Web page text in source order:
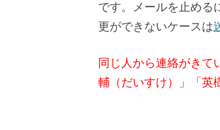
です。メールを止める
更ができないケースは
同じ人から連絡がきて
輔（だいすけ）」「英